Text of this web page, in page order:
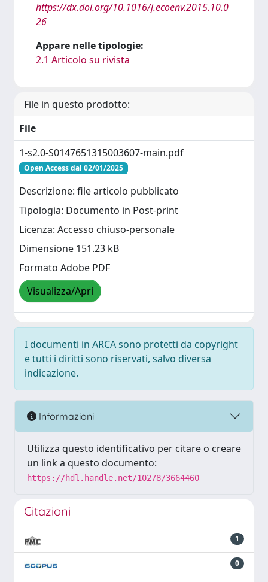
https://dx.doi.org/10.1016/j.ecoenv.2015.10.0
26
Appare nelle tipologie:
2.1 Articolo su rivista
File in questo prodotto:
File
1-s2.0-S0147651315003607-main.pdf
Open Access dal 02/01/2025
Descrizione: file articolo pubblicato
Tipologia: Documento in Post-print
Licenza: Accesso chiuso-personale
Dimensione 151.23 kB
Formato Adobe PDF
Visualizza/Apri
I documenti in ARCA sono protetti da copyright
e tutti i diritti sono riservati, salvo diversa
indicazione.
Informazioni
Utilizza questo identificativo per citare o creare
un link a questo documento:
https://hdl.handle.net/10278/3664460
Citazioni
1
0